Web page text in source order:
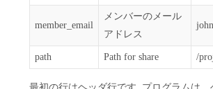
member_email
メンバーのメール
アドレス
path Path for share /